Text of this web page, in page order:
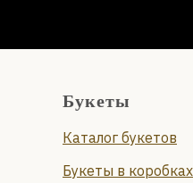
Букеты
Каталог букетов
Букеты в коробках